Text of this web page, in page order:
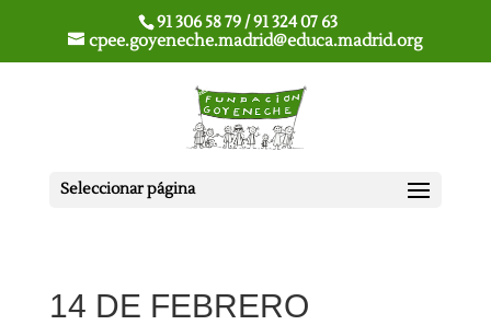
91 306 58 79 / 91 324 07 63
cpee.goyeneche.madrid@educa.madrid.org
Seleccionar página
14 DE FEBRERO